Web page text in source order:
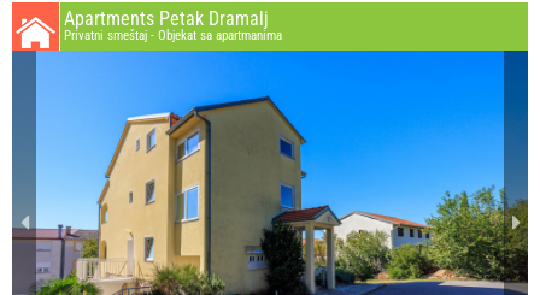
Apartments Petak Dramalj
Privatni smeštaj - Objekat sa apartmanima